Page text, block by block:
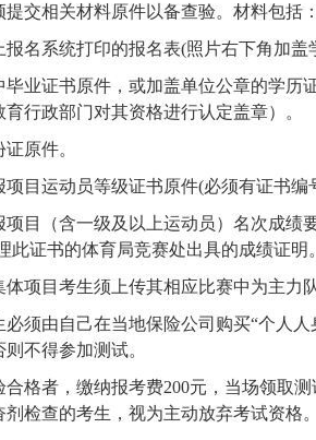
提交相关材料原件以备查验。材料包括：
名系统打印的报名表(照片右下角加盖
业证书原件，或加盖单位公章的学历
行政部门对其资格进行认定盖章）。
原件。
目运动员等级证书原件(必须有证书编
目（含一级及以上运动员）名次成绩
此证书的体育局竞赛处出具的成绩证明。
体项目考生须上传其相应比赛中为主力
必须由自己在当地保险公司购买“个人
不得参加测试。
合格者，缴纳报考费200元，当场领取
检查的考生，视为主动放弃考试资格。